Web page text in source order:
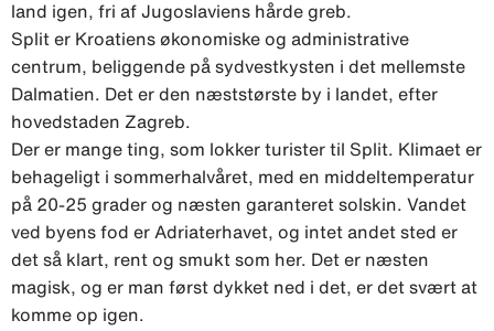
land igen, fri af Jugoslaviens hårde greb.
Split er Kroatiens økonomiske og administrative
centrum, beliggende på sydvestkysten i det mellemste
Dalmatien. Det er den næststørste by i landet, efter
hovedstaden Zagreb.
Der er mange ting, som lokker turister til Split. Klimaet er
behageligt i sommerhalvåret, med en middeltemperatur
på 20-25 grader og næsten garanteret solskin. Vandet
ved byens fod er Adriaterhavet, og intet andet sted er
det så klart, rent og smukt som her. Det er næsten
magisk, og er man først dykket ned i det, er det svært at
komme op igen.